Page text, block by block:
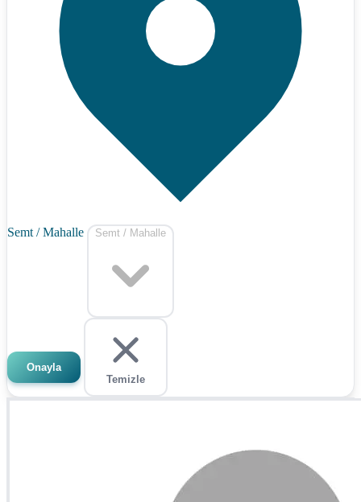
Semt / Mahalle Semt / Mahalle
Onayla
Temizle